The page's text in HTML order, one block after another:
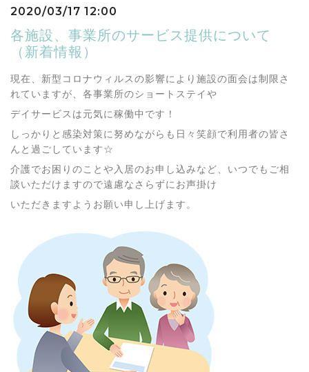
2020/03/17 12:00
各施設、事業所のサービス提供について
（新着情報）
現在、新型コロナウィルスの影響により施設の面会は制限さ
れていますが、各事業所のショートステイや
デイサービスは元気に稼働中です！
しっかりと感染対策に努めながらも日々笑顔で利用者の皆さ
んと過ごしています☆
介護でお困りのことや入居のお申し込みなど、いつでもご相
談いただけますので遠慮なさらずにお声掛け
いただきますようお願い申し上げます。